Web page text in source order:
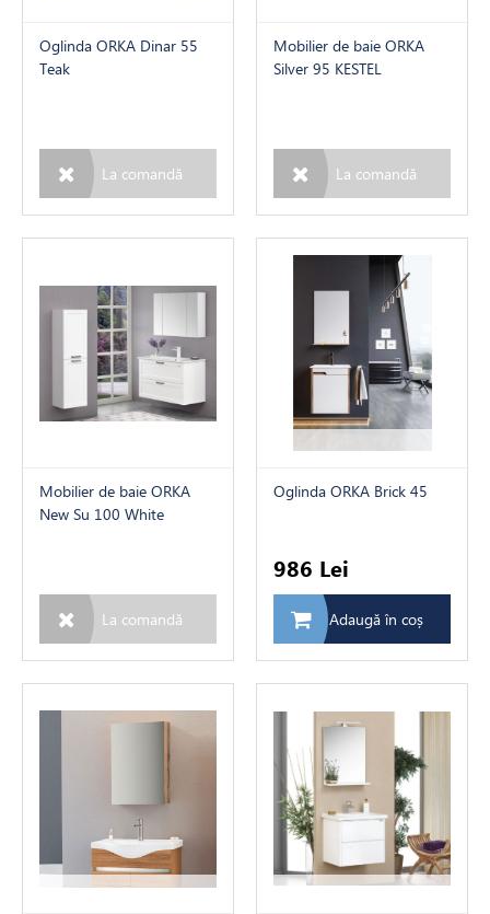
Oglinda ORKA Dinar 55
Teak
La comandă
Mobilier de baie ORKA
Silver 95 KESTEL
La comandă
Mobilier de baie ORKA
New Su 100 White
La comandă
Oglinda ORKA Brick 45
986 Lei
Adaugă în coș